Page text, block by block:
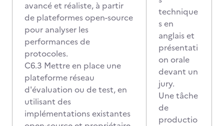
avancé et réaliste, à partir
de plateformes open-source
pour analyser les
performances de
protocoles.
C6.3 Mettre en place une
plateforme réseau
d'évaluation ou de test, en
utilisant des
implémentations existantes
technique
s en
anglais et
présentati
on orale
devant un
jury.
Une tâche
de
productio